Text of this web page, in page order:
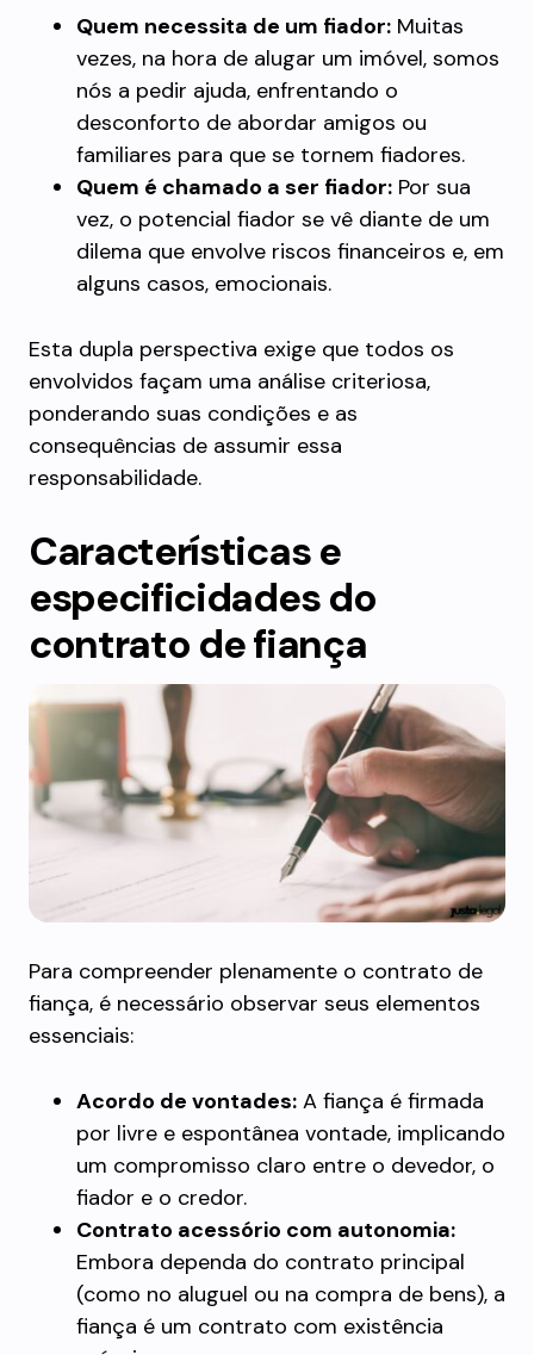
Quem necessita de um fiador: Muitas
vezes, na hora de alugar um imóvel, somos
nós a pedir ajuda, enfrentando o
desconforto de abordar amigos ou
familiares para que se tornem fiadores.
Quem é chamado a ser fiador: Por sua
vez, o potencial fiador se vê diante de um
dilema que envolve riscos financeiros e, em
alguns casos, emocionais.
Esta dupla perspectiva exige que todos os
envolvidos façam uma análise criteriosa,
ponderando suas condições e as
consequências de assumir essa
responsabilidade.
Características e
especificidades do
contrato de fiança
Para compreender plenamente o contrato de
fiança, é necessário observar seus elementos
essenciais:
Acordo de vontades: A fiança é firmada
por livre e espontânea vontade, implicando
um compromisso claro entre o devedor, o
fiador e o credor.
Contrato acessório com autonomia:
Embora dependa do contrato principal
(como no aluguel ou na compra de bens), a
fiança é um contrato com existência